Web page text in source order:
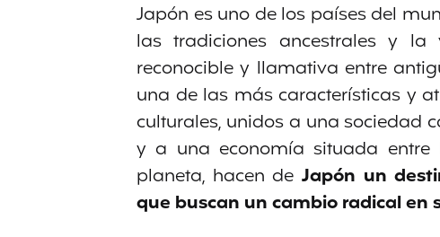
Japón es uno de los países del
las tradiciones ancestrales y la
reconocible y llamativa entre
una de las más características y
culturales, unidos a una sociedad
y a una economía situada
planeta, hacen de Japón un
que buscan un cambio radical en